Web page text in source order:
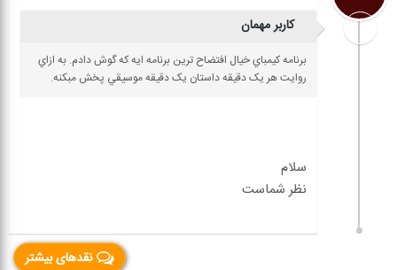
کاربر مهمان
برنامه کيمباي خيال افتضاح ترين برنامه ايه که گوش دادم. به ازاي
روايت هر يک دقيقه داستان يک دقيقه موسيقي پخش مبکنه.
نقدهای بیشتر